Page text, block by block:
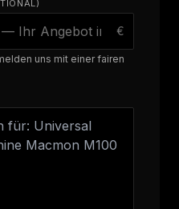
€
uns mit einer fairen